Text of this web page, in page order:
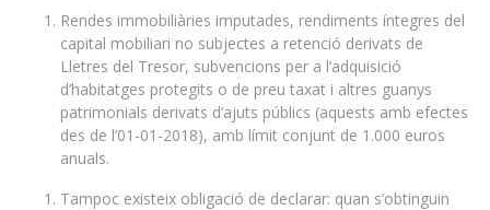
Rendes immobiliàries imputades, rendiments íntegres del
capital mobiliari no subjectes a retenció derivats de
Lletres del Tresor, subvencions per a l’adquisició
d’habitatges protegits o de preu taxat i altres guanys
patrimonials derivats d’ajuts públics (aquests amb efectes
des de l’01-01-2018), amb límit conjunt de 1.000 euros
anuals.
Tampoc existeix obligació de declarar: quan s’obtinguin